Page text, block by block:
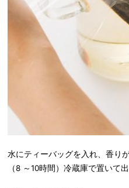
水にティーバッグを入れ、香り
（8 ～10時間）冷蔵庫で置いて